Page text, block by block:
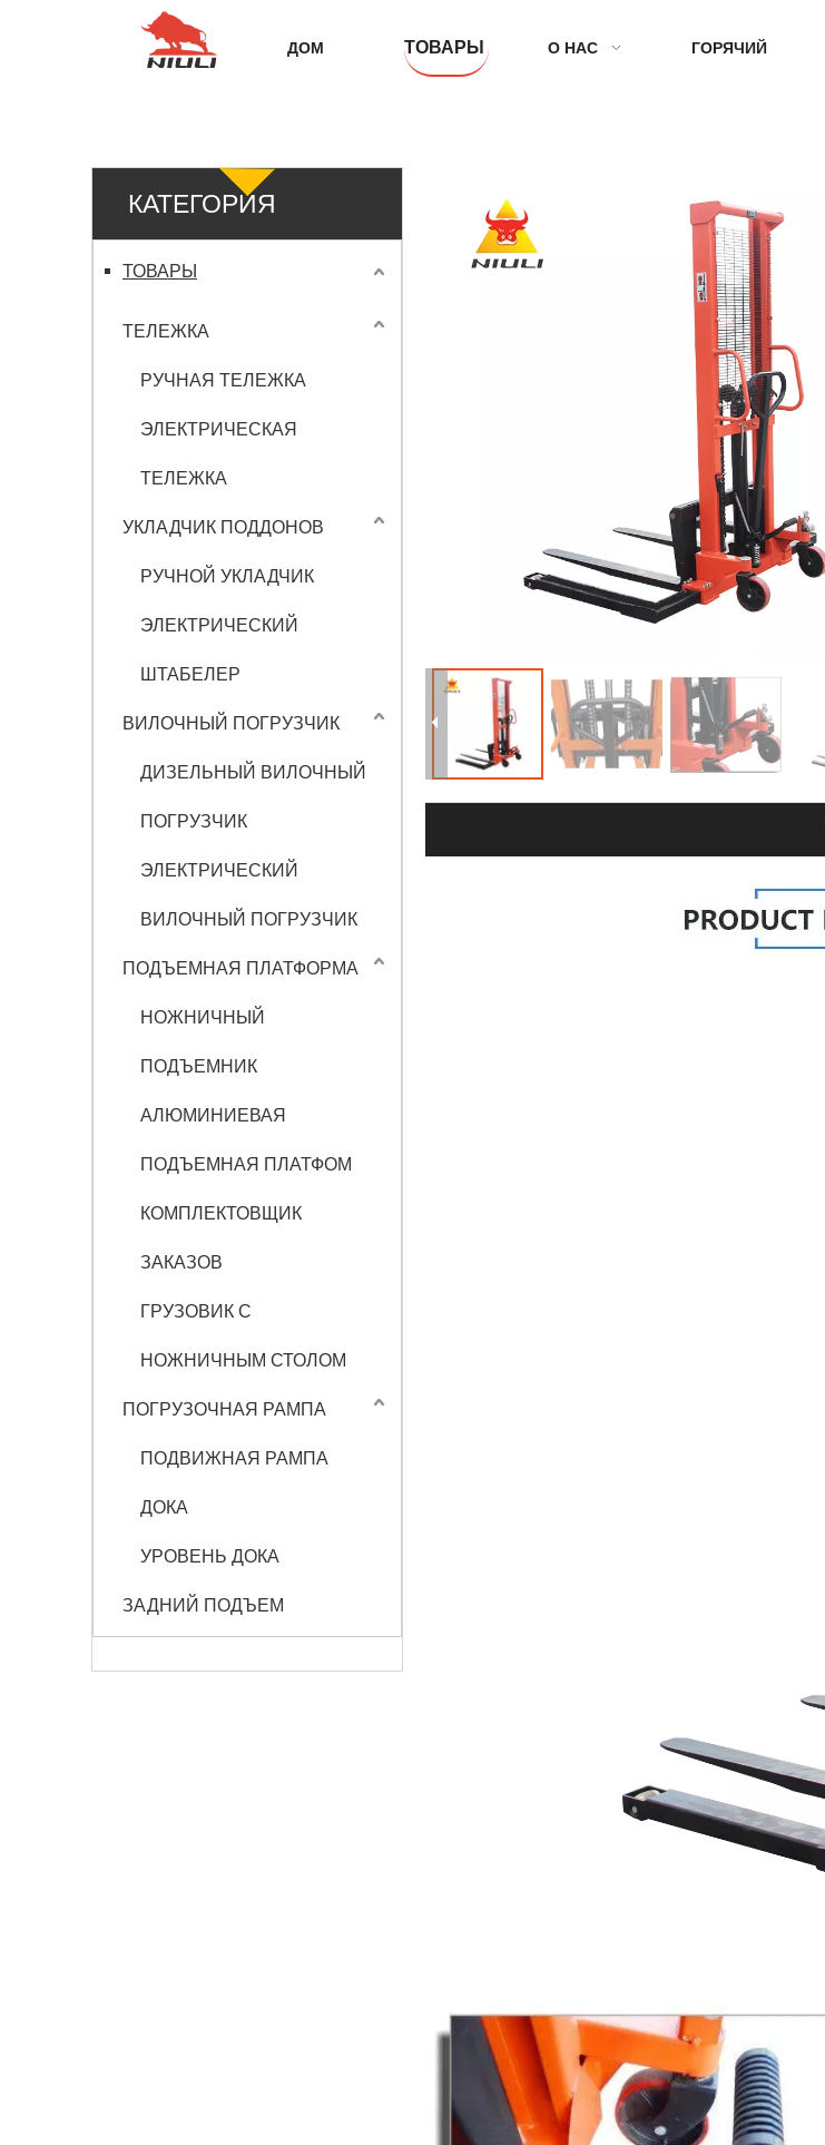
ДОМ ТОВАРЫ О НАС ГОРЯЧИЙ
КАТЕГОРИЯ
ПРОДУКТА
ТОВАРЫ
ТЕЛЕЖКА
РУЧНАЯ ТЕЛЕЖКА
ЭЛЕКТРИЧЕСКАЯ
ТЕЛЕЖКА
УКЛАДЧИК ПОДДОНОВ
РУЧНОЙ УКЛАДЧИК
ЭЛЕКТРИЧЕСКИЙ
ШТАБЕЛЕР
ВИЛОЧНЫЙ ПОГРУЗЧИК
ДИЗЕЛЬНЫЙ ВИЛОЧНЫЙ
ПОГРУЗЧИК
ЭЛЕКТРИЧЕСКИЙ
ВИЛОЧНЫЙ ПОГРУЗЧИК
ПОДЪЕМНАЯ ПЛАТФОРМА
НОЖНИЧНЫЙ
ПОДЪЕМНИК
АЛЮМИНИЕВАЯ
ПОДЪЕМНАЯ ПЛАТФОМ
КОМПЛЕКТОВЩИК
ЗАКАЗОВ
ГРУЗОВИК С
НОЖНИЧНЫМ СТОЛОМ
ПОГРУЗОЧНАЯ РАМПА
ПОДВИЖНАЯ РАМПА
ДОКА
УРОВЕНЬ ДОКА
ЗАДНИЙ ПОДЪЕМ